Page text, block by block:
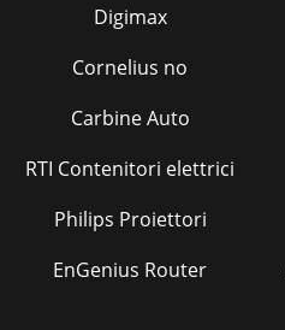
Digimax
Cornelius no
Carbine Auto
RTI Contenitori elettrici
Philips Proiettori
EnGenius Router